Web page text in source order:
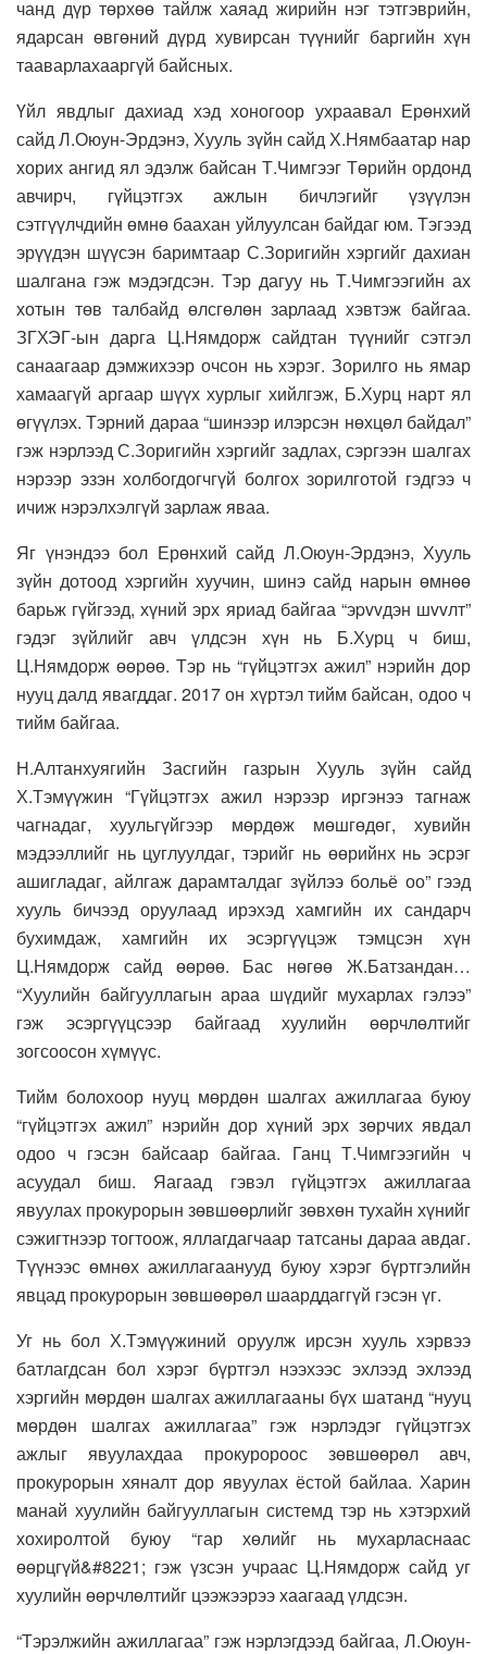
чанд дүр төрхөө тайлж хаяад жирийн нэг тэтгэврийн,
ядарсан өвгөний дүрд хувирсан түүнийг баргийн хүн
тааварлахааргүй байсных.
Үйл явдлыг дахиад хэд хоногоор ухраавал Ерөнхий
сайд Л.Оюун-Эрдэнэ, Хууль зүйн сайд Х.Нямбаатар нар
хорих ангид ял эдэлж байсан Т.Чимгээг Төрийн ордонд
авчирч, гүйцэтгэх ажлын бичлэгийг үзүүлэн
сэтгүүлчдийн өмнө баахан уйлуулсан байдаг юм. Тэгээд
эрүүдэн шүүсэн баримтаар С.Зоригийн хэргийг дахиан
шалгана гэж мэдэгдсэн. Тэр дагуу нь Т.Чимгээгийн ах
хотын төв талбайд өлсгөлөн зарлаад хэвтэж байгаа.
ЗГХЭГ-ын дарга Ц.Нямдорж сайдтан түүнийг сэтгэл
санаагаар дэмжихээр очсон нь хэрэг. Зорилго нь ямар
хамаагүй аргаар шүүх хурлыг хийлгэж, Б.Хурц нарт ял
өгүүлэх. Тэрний дараа “шинээр илэрсэн нөхцөл байдал”
гэж нэрлээд С.Зоригийн хэргийг задлах, сэргээн шалгах
нэрээр эзэн холбогдогчгүй болгох зорилготой гэдгээ ч
ичиж нэрэлхэлгүй зарлаж яваа.
Яг үнэндээ бол Ерөнхий сайд Л.Оюун-Эрдэнэ, Хууль
зүйн дотоод хэргийн хуучин, шинэ сайд нарын өмнөө
барьж гүйгээд, хүний эрх яриад байгаа “эpvvдэн шvvлт”
гэдэг зүйлийг авч үлдсэн хүн нь Б.Хурц ч биш,
Ц.Нямдорж өөрөө. Тэр нь “гүйцэтгэх ажил” нэрийн дор
нууц далд явагддаг. 2017 он хүртэл тийм байсан, одоо ч
тийм байгаа.
Н.Алтанхуягийн Засгийн газрын Хууль зүйн сайд
Х.Тэмүүжин “Гүйцэтгэх ажил нэрээр иргэнээ тагнаж
чагнадаг, хуульгүйгээр мөрдөж мөшгөдөг, хувийн
мэдээллийг нь цуглуулдаг, тэрийг нь өөрийнх нь эсрэг
ашигладаг, айлгаж дарамталдаг зүйлээ больё оо” гээд
хууль бичээд оруулаад ирэхэд хамгийн их сандарч
бухимдаж, хамгийн их эсэргүүцэж тэмцсэн хүн
Ц.Нямдорж сайд өөрөө. Бас нөгөө Ж.Батзандан…
“Хуулийн байгууллагын араа шүдийг мухарлах гэлээ”
гэж эсэргүүцсээр байгаад хуулийн өөрчлөлтийг
зогсоосон хүмүүс.
Тийм болохоор нууц мөрдөн шалгах ажиллагаа буюу
“гүйцэтгэх ажил” нэрийн дор хүний эрх зөрчих явдал
одоо ч гэсэн байсаар байгаа. Ганц Т.Чимгээгийн ч
асуудал биш. Яагаад гэвэл гүйцэтгэх ажиллагаа
явуулах прокурорын зөвшөөрлийг зөвхөн тухайн хүнийг
сэжигтнээр тогтоож, яллагдагчаар татсаны дараа авдаг.
Түүнээс өмнөх ажиллагаанууд буюу хэрэг бүртгэлийн
явцад прокурорын зөвшөөрөл шаарддаггүй гэсэн үг.
Уг нь бол Х.Тэмүүжиний оруулж ирсэн хууль хэрвээ
батлагдсан бол хэрэг бүртгэл нээхээс эхлээд эхлээд
хэргийн мөрдөн шалгах ажиллагааны бүх шатанд “нууц
мөрдөн шалгах ажиллагаа” гэж нэрлэдэг гүйцэтгэх
ажлыг явуулахдаа прокуророос зөвшөөрөл авч,
прокурорын хяналт дор явуулах ёстой байлаа. Харин
манай хуулийн байгууллагын системд тэр нь хэтэрхий
хохиролтой буюу “гар хөлийг нь мухарласнаас
өөрцгүй&#8221; гэж үзсэн учраас Ц.Нямдорж сайд уг
хуулийн өөрчлөлтийг цээжээрээ хаагаад үлдсэн.
“Тэрэлжийн ажиллагаа” гэж нэрлэгдээд байгаа, Л.Оюун-